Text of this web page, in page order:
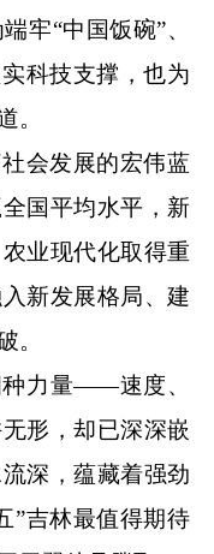
牢“中国饭碗”、
科技支撑，也为
。
会发展的宏伟蓝
国平均水平，新
业现代化取得重
新发展格局、建
。
力量——速度、
形，却已深深嵌
深，蕴藏着强劲
”吉林最值得期待